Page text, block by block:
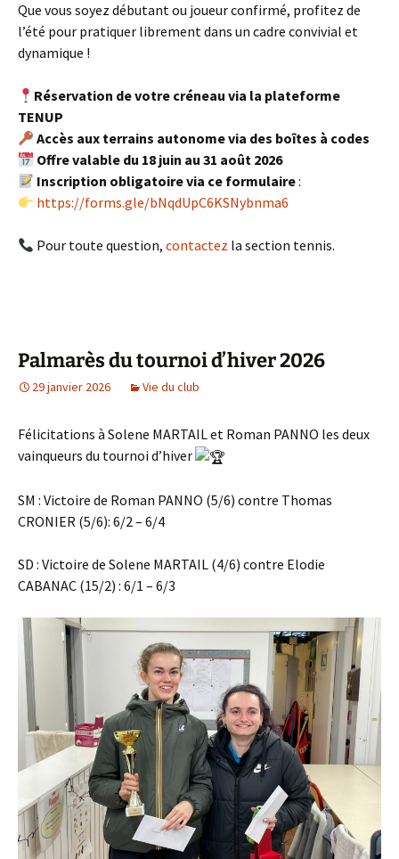
Que vous soyez débutant ou joueur confirmé, profitez de
l’été pour pratiquer librement dans un cadre convivial et
dynamique !
Réservation de votre créneau via la plateforme
TENUP
Accès aux terrains autonome via des boîtes à codes
Offre valable du 18 juin au 31 août 2026
Inscription obligatoire via ce formulaire:
https://forms.gle/bNqdUpC6KSNybnma6
Pour toute question,contactez la section tennis.
Palmarès du tournoi d’hiver 2026
29 janvier 2026 Vie du club
Félicitations à Solene MARTAIL et Roman PANNO les deux
vainqueurs du tournoi d’hiver
SM : Victoire de Roman PANNO (5/6) contre Thomas
CRONIER (5/6): 6/2 – 6/4
SD : Victoire de Solene MARTAIL (4/6) contre Elodie
CABANAC (15/2) : 6/1 – 6/3